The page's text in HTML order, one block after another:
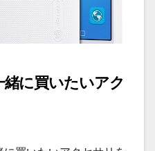
に買いたいアク